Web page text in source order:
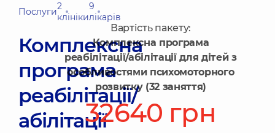
Послуги2
клініки
9
лікарів
Комплексна
програма
реабілітації/
абілітації
Вартість пакету:
Комплексна програма
реабілітації/абілітації для дітей з
особливостями психомоторного
розвитку (32 заняття)
32640 грн